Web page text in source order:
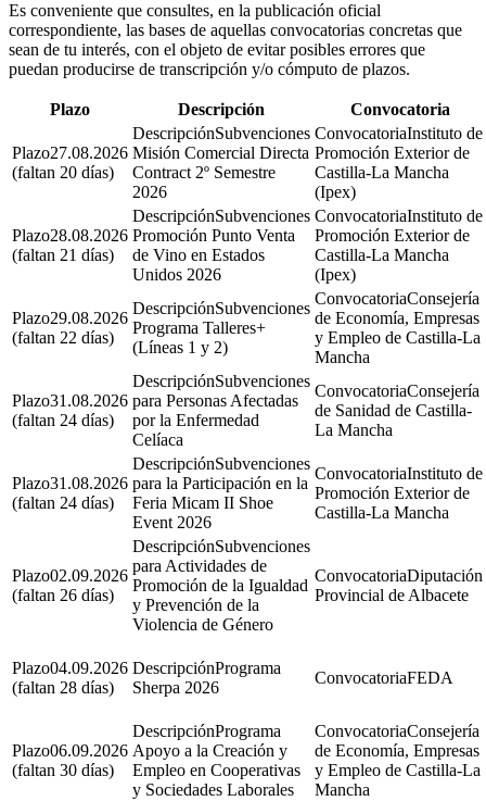
Es conveniente que consultes, en la publicación oficial
correspondiente, las bases de aquellas convocatorias concretas que
sean de tu interés, con el objeto de evitar posibles errores que
puedan producirse de transcripción y/o cómputo de plazos.
Plazo Descripción Convocatoria
27.08.2026
(faltan 20 días)
Subvenciones
Misión Comercial Directa
Contract 2º Semestre
2026
Instituto de
Promoción Exterior de
Castilla-La Mancha
(Ipex)
28.08.2026
(faltan 21 días)
Subvenciones
Promoción Punto Venta
de Vino en Estados
Unidos 2026
Instituto de
Promoción Exterior de
Castilla-La Mancha
(Ipex)
29.08.2026
(faltan 22 días)
Subvenciones
Programa Talleres+
(Líneas 1 y 2)
Consejería
de Economía, Empresas
y Empleo de Castilla-La
Mancha
31.08.2026
(faltan 24 días)
Subvenciones
para Personas Afectadas
por la Enfermedad
Celíaca
Consejería
de Sanidad de Castilla-
La Mancha
31.08.2026
(faltan 24 días)
Subvenciones
para la Participación en la
Feria Micam II Shoe
Event 2026
Instituto de
Promoción Exterior de
Castilla-La Mancha
02.09.2026
(faltan 26 días)
Subvenciones
para Actividades de
Promoción de la Igualdad
y Prevención de la
Violencia de Género
Diputación
Provincial de Albacete
04.09.2026
(faltan 28 días)
Programa
Sherpa 2026
FEDA
06.09.2026
(faltan 30 días)
Programa
Apoyo a la Creación y
Empleo en Cooperativas
y Sociedades Laborales
Consejería
de Economía, Empresas
y Empleo de Castilla-La
Mancha